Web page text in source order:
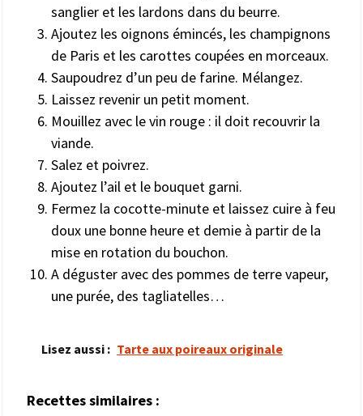
sanglier et les lardons dans du beurre.
Ajoutez les oignons émincés, les champignons
de Paris et les carottes coupées en morceaux.
Saupoudrez d’un peu de farine. Mélangez.
Laissez revenir un petit moment.
Mouillez avec le vin rouge : il doit recouvrir la
viande.
Salez et poivrez.
Ajoutez l’ail et le bouquet garni.
Fermez la cocotte-minute et laissez cuire à feu
doux une bonne heure et demie à partir de la
mise en rotation du bouchon.
A déguster avec des pommes de terre vapeur,
une purée, des tagliatelles…
Lisez aussi : Tarte aux poireaux originale
Recettes similaires :